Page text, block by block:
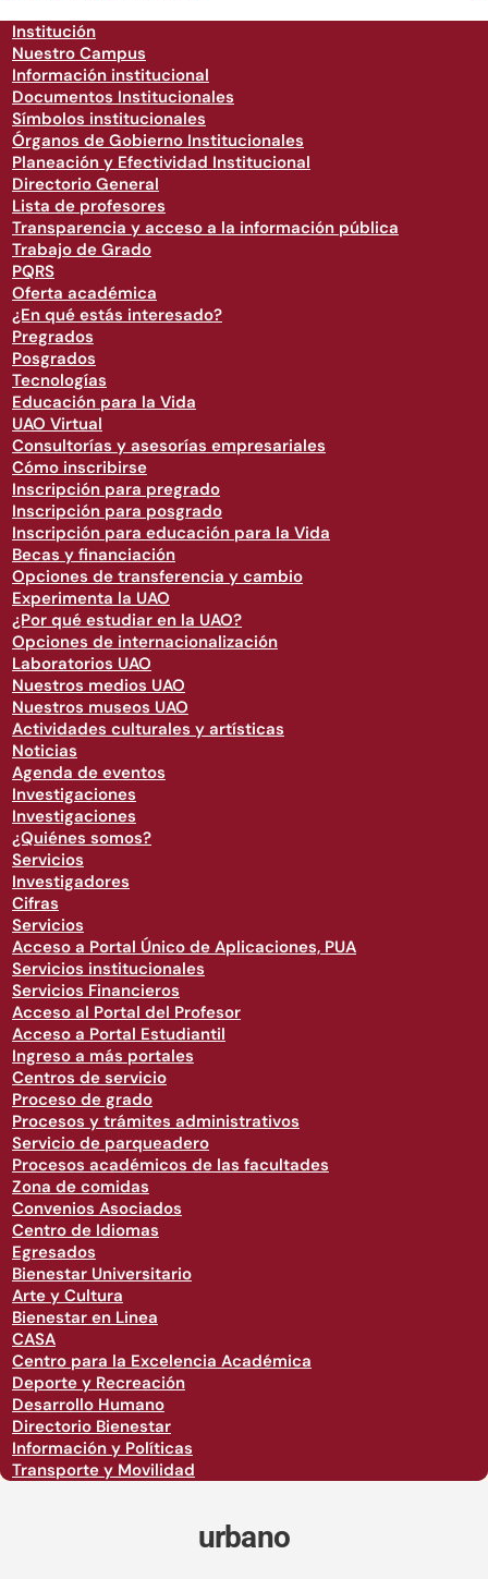
Institución
Nuestro Campus
Información institucional
Documentos Institucionales
Símbolos institucionales
Órganos de Gobierno Institucionales
Planeación y Efectividad Institucional
Directorio General
Lista de profesores
Transparencia y acceso a la información pública
Trabajo de Grado
PQRS
Oferta académica
¿En qué estás interesado?
Pregrados
Posgrados
Tecnologías
Educación para la Vida
UAO Virtual
Consultorías y asesorías empresariales
Cómo inscribirse
Inscripción para pregrado
Inscripción para posgrado
Inscripción para educación para la Vida
Becas y financiación
Opciones de transferencia y cambio
Experimenta la UAO
¿Por qué estudiar en la UAO?
Opciones de internacionalización
Laboratorios UAO
Nuestros medios UAO
Nuestros museos UAO
Actividades culturales y artísticas
Noticias
Agenda de eventos
Investigaciones
Investigaciones
¿Quiénes somos?
Servicios
Investigadores
Cifras
Servicios
Acceso a Portal Único de Aplicaciones, PUA
Servicios institucionales
Servicios Financieros
Acceso al Portal del Profesor
Acceso a Portal Estudiantil
Ingreso a más portales
Centros de servicio
Proceso de grado
Procesos y trámites administrativos
Servicio de parqueadero
Procesos académicos de las facultades
Zona de comidas
Convenios Asociados
Centro de Idiomas
Egresados
Bienestar Universitario
Arte y Cultura
Bienestar en Linea
CASA
Centro para la Excelencia Académica
Deporte y Recreación
Desarrollo Humano
Directorio Bienestar
Información y Políticas
Transporte y Movilidad
urbano